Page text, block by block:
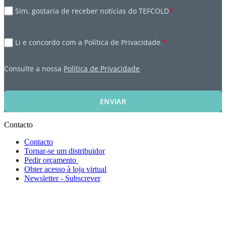
Sim, gostaria de receber notícias do TEFCOLD*
Li e concordo com a Política de Privacidade.*
Consulte a nossa Política de Privacidade
ENVIAR
Contacto
Contacto
Tornar-se um distribuidor
Pedir orçamento
Obter acesso à loja virtual
Newsletter - Subscrever